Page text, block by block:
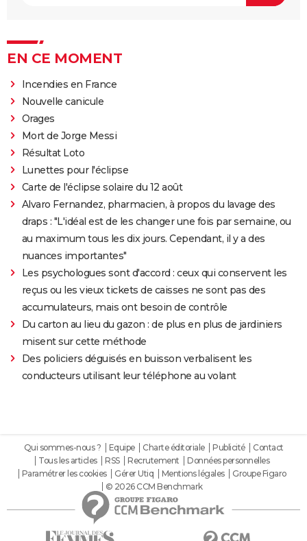
EN CE MOMENT
Incendies en France
Nouvelle canicule
Orages
Mort de Jorge Messi
Résultat Loto
Lunettes pour l'éclipse
Carte de l'éclipse solaire du 12 août
Alvaro Fernandez, pharmacien, à propos du lavage des
draps : "L'idéal est de les changer une fois par semaine, ou
au maximum tous les dix jours. Cependant, il y a des
nuances importantes"
Les psychologues sont d'accord : ceux qui conservent les
reçus ou les vieux tickets de caisses ne sont pas des
accumulateurs, mais ont besoin de contrôle
Du carton au lieu du gazon : de plus en plus de jardiniers
misent sur cette méthode
Des policiers déguisés en buisson verbalisent les
conducteurs utilisant leur téléphone au volant
Qui sommes-nous ? Equipe Charte éditoriale Publicité
Contact
Tous les articles
RSS Recrutement
Données personnelles
Paramétrer les cookies
Gérer Utiq Mentions légales
Groupe Figaro
© 2026 CCM Benchmark